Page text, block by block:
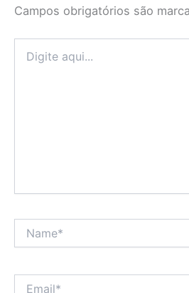
Campos obrigatórios são
aqui...